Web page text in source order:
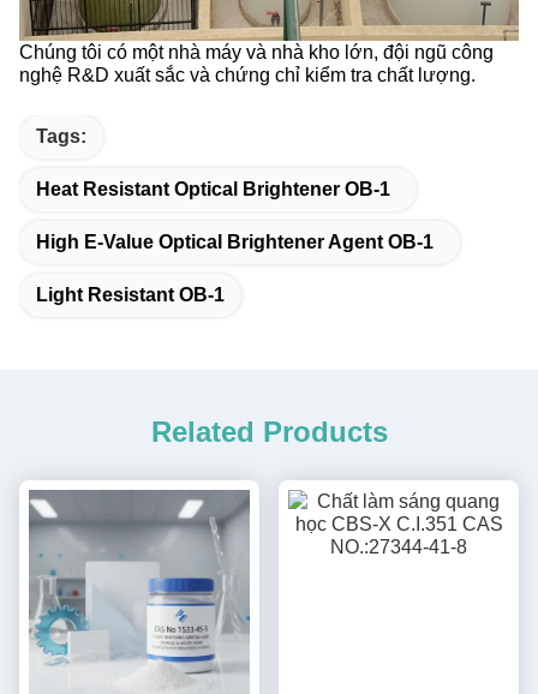
Chúng tôi có một nhà máy và nhà kho lớn, đội ngũ công
nghệ R&D xuất sắc và chứng chỉ kiểm tra chất lượng.
Tags:
Heat Resistant Optical Brightener OB-1
High E-Value Optical Brightener Agent OB-1
Light Resistant OB-1
Related Products